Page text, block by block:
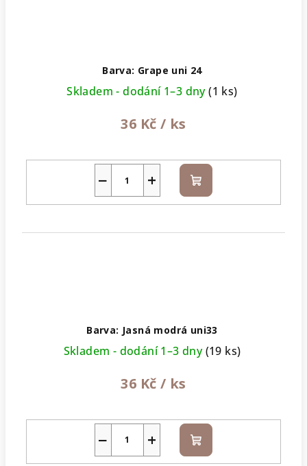
Barva: Grape uni 24
Skladem - dodání 1–3 dny(1 ks)
36 Kč / ks
+
− Do
košíku
Barva: Jasná modrá uni33
Skladem - dodání 1–3 dny(19 ks)
36 Kč / ks
+
− Do
košíku